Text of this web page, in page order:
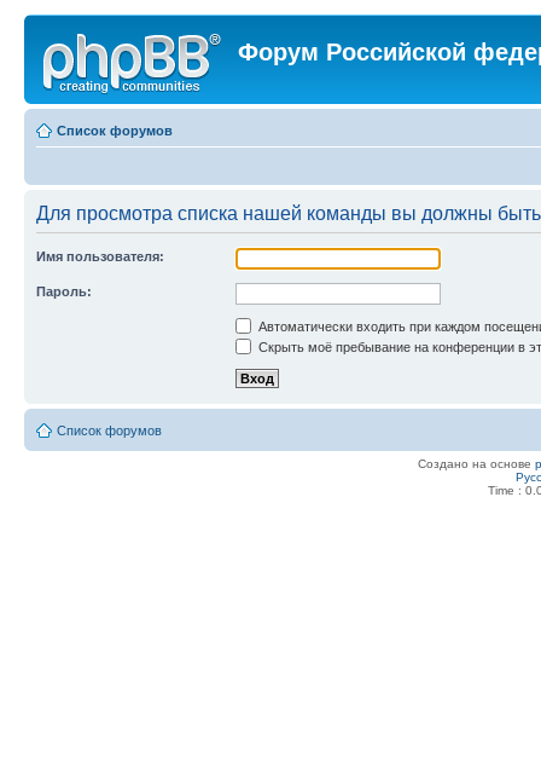
Форум Российской
Список форумов
Для просмотра списка нашей команды вы должны
Имя пользователя:
Пароль:
Автоматически входить при каждом
Скрыть моё пребывание на конференции в
Список форумов
Создано на основе
Time :